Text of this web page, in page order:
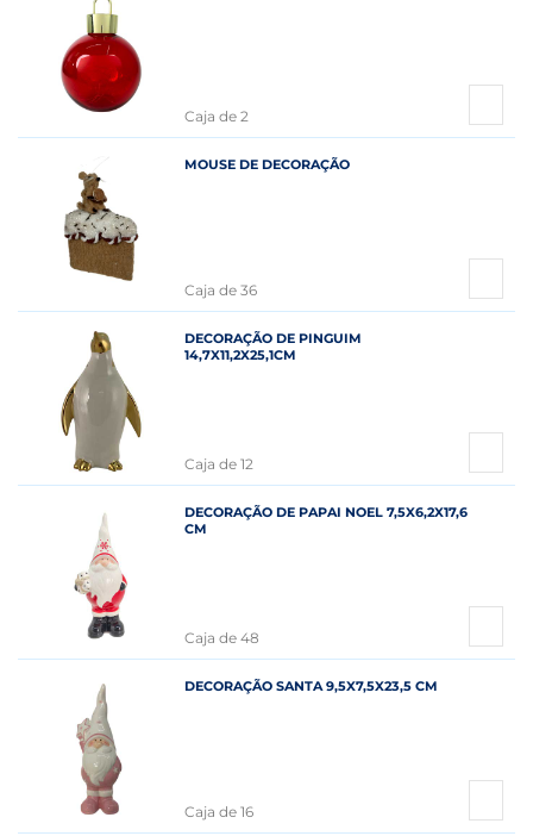
Caja de 2
MOUSE DE DECORAÇÃO
Caja de 36
DECORAÇÃO DE PINGUIM
14,7X11,2X25,1CM
Caja de 12
DECORAÇÃO DE PAPAI NOEL 7,5X6,2X17,6
CM
Caja de 48
DECORAÇÃO SANTA 9,5X7,5X23,5 CM
Caja de 16